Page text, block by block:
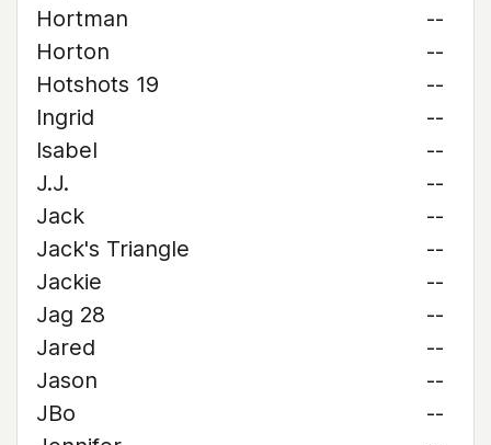
Hortman
--
Horton
--
Hotshots 19
--
Ingrid
--
Isabel
--
J.J.
--
Jack
--
Jack's Triangle
--
Jackie
--
Jag 28
--
Jared
--
Jason
--
JBo
--